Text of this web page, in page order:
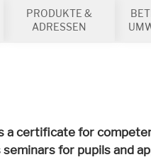
PRODUKTE &
ADRESSEN
certificate for
for pupils and